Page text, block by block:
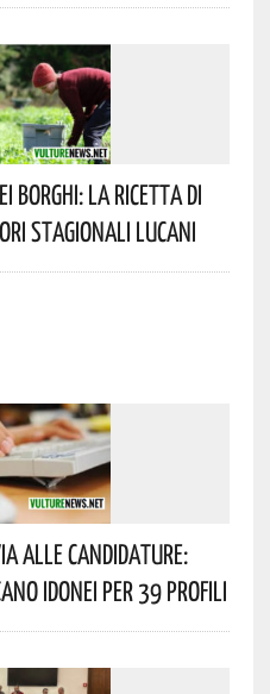
Borghi: La Ricetta Di
Stagionali Lucani
Alle Candidature:
Idonei Per 39 Profili